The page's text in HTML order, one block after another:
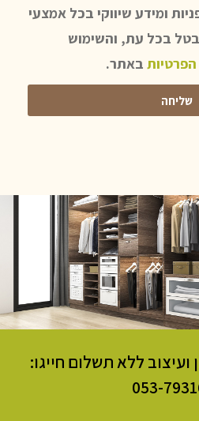
ומידע שיווקי בכל אמצעי
בכל עת, והשימוש
הפרטיות באתר.
שליחה
ועיצוב ללא תשלום חייגו:
053-